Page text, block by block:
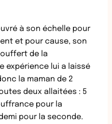
à son échelle pour
et pour cause, son
de la
expérience lui a laissé
la maman de 2
deux allaitées : 5
pour la
pour la seconde.